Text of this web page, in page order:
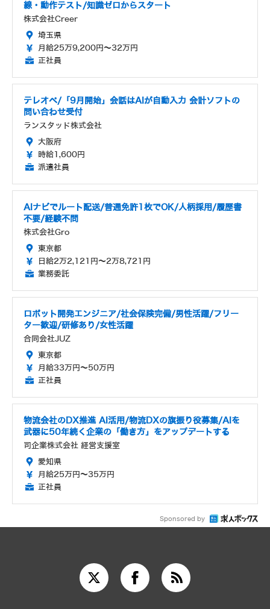
線・動作テスト/知識ゼロからスタート
株式会社Creer
埼玉県
月給25万9,200円～32万円
正社員
テレオペ/「9月開始」会話はAIが自動入力 会計ソフトの
問い合わせ受付
ランスタッド株式会社
大阪府
時給1,600円
派遣社員
AIナビでルート配送/普通免許1枚でOK/人柄採用/履歴書
不要/経験不問
株式会社Gro
東京都
日給2万2,121円～2万8,721円
業務委託
ロボット開発エンジニア/社会保険完備/男性活躍/フリー
ター歓迎/研修あり/女性活躍
合同会社JUZ
東京都
月給33万円～50万円
正社員
物流会社のDX推進 AI活用/物流DXの旗振り役募集/AIを
武器に50年続く企業の「働き方」をアップデートする
司企業株式会社 経営支援室
愛知県
月給25万円～35万円
正社員
Sponsored by